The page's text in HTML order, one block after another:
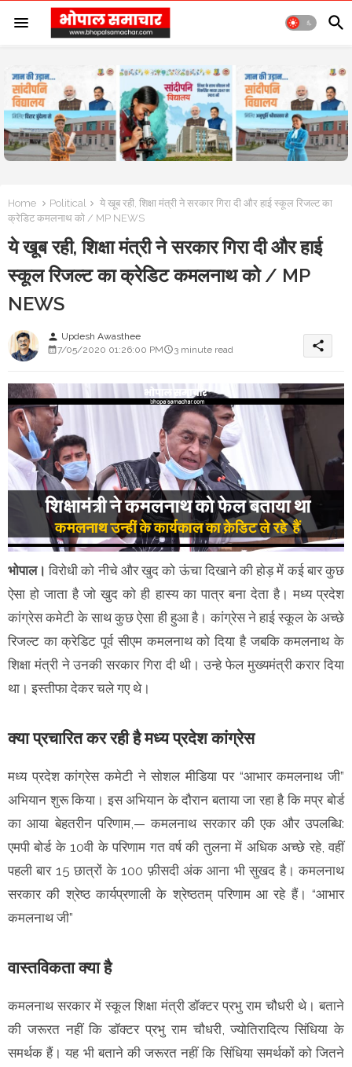
Home Political
ये खूब रही, शिक्षा मंत्री ने सरकार गिरा दी और हाई स्कूल रिजल्ट का
क्रेडिट कमलनाथ को / MP NEWS
ये खूब रही, शिक्षा मंत्री ने सरकार गिरा दी और हाई
स्कूल रिजल्ट का क्रेडिट कमलनाथ को / MP
NEWS
person Updesh Awasthee
7/05/2020 01:26:00 PM
3 minute read share
भोपाल। विरोधी को नीचे और खुद को ऊंचा दिखाने की होड़ में कई बार कुछ
ऐसा हो जाता है जो खुद को ही हास्य का पात्र बना देता है। मध्य प्रदेश
कांग्रेस कमेटी के साथ कुछ ऐसा ही हुआ है। कांग्रेस ने हाई स्कूल के अच्छे
रिजल्ट का क्रेडिट पूर्व सीएम कमलनाथ को दिया है जबकि कमलनाथ के
शिक्षा मंत्री ने उनकी सरकार गिरा दी थी। उन्हे फेल मुख्यमंत्री करार दिया
था। इस्तीफा देकर चले गए थे।
क्या प्रचारित कर रही है मध्य प्रदेश कांग्रेस
मध्य प्रदेश कांग्रेस कमेटी ने सोशल मीडिया पर “आभार कमलनाथ जी”
अभियान शुरू किया। इस अभियान के दौरान बताया जा रहा है कि मप्र बोर्ड
का आया बेहतरीन परिणाम,— कमलनाथ सरकार की एक और उपलब्धि:
एमपी बोर्ड के 10वी के परिणाम गत वर्ष की तुलना में अधिक अच्छे रहे, वहीं
पहली बार 15 छात्रों के 100 फ़ीसदी अंक आना भी सुखद है। कमलनाथ
सरकार की श्रेष्ठ कार्यप्रणाली के श्रेष्ठतम् परिणाम आ रहे हैं। “आभार
कमलनाथ जी”
वास्तविकता क्या है
कमलनाथ सरकार में स्कूल शिक्षा मंत्री डॉक्टर प्रभु राम चौधरी थे। बताने
की जरूरत नहीं कि डॉक्टर प्रभु राम चौधरी, ज्योतिरादित्य सिंधिया के
समर्थक हैं। यह भी बताने की जरूरत नहीं कि सिंधिया समर्थकों को जितने